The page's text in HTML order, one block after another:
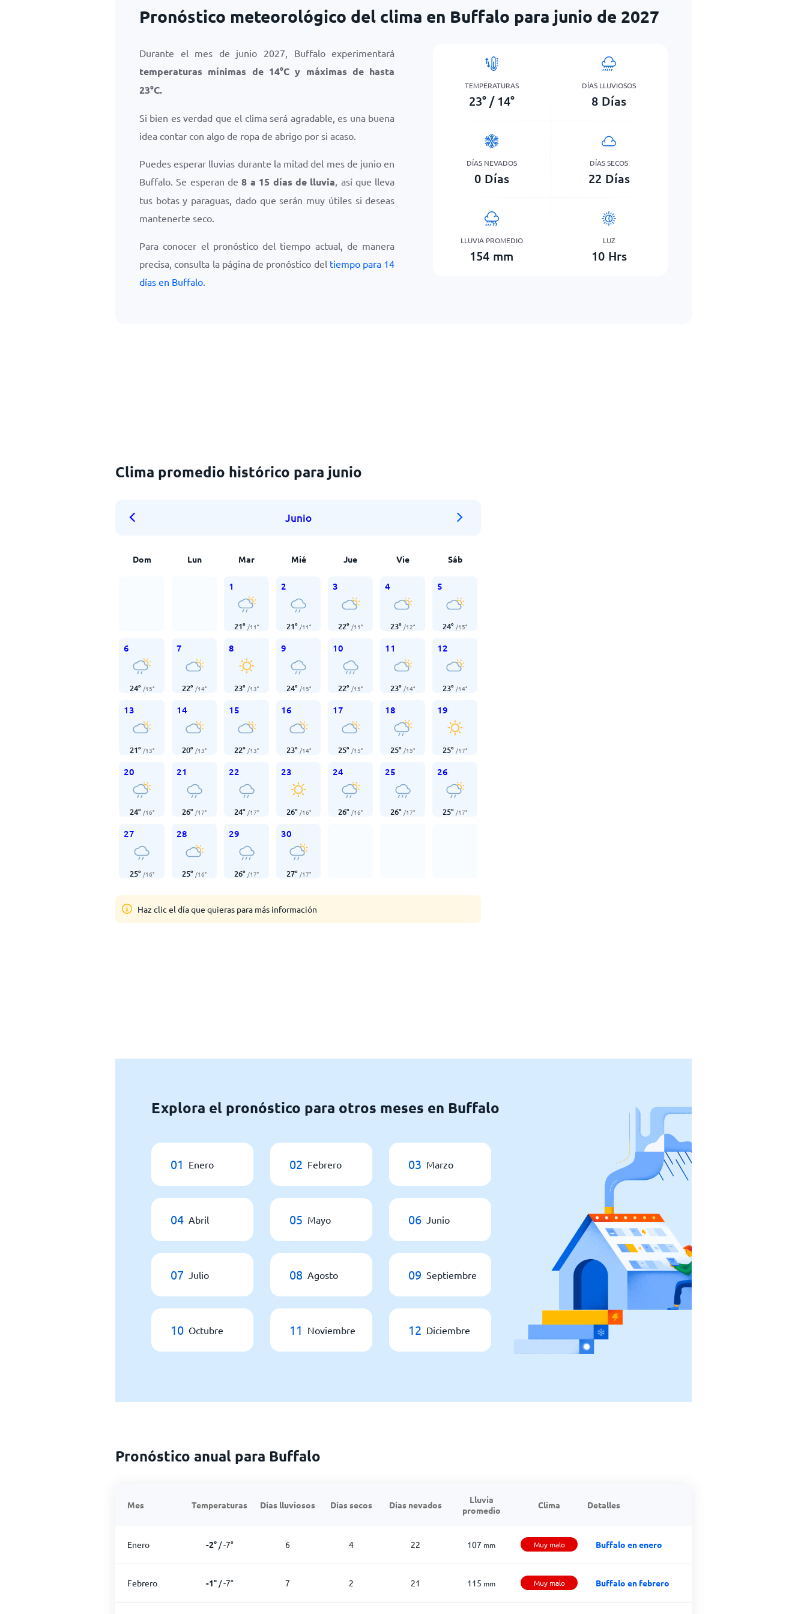
Pronóstico meteorológico del clima en Buffalo para junio de 2027
Durante el mes de junio 2027, Buffalo experimentará
temperaturas mínimas de 14°C y máximas de hasta
23°C.
Si bien es verdad que el clima será agradable, es una buena
idea contar con algo de ropa de abrigo por si acaso.
Puedes esperar lluvias durante la mitad del mes de junio en
Buffalo. Se esperan de8 a 15 días de lluvia, así que lleva
tus botas y paraguas, dado que serán muy útiles si deseas
mantenerte seco.
Para conocer el pronóstico del tiempo actual, de manera
precisa, consulta la página de pronóstico del tiempo para 14
días en Buffalo.
TEMPERATURAS
23° / 14°
DÍAS LLUVIOSOS
8 Días
DÍAS NEVADOS
0 Días
DÍAS SECOS
22 Días
LLUVIA PROMEDIO
154 mm
LUZ
10 Hrs
Clima promedio histórico para junio
Junio
Dom Lun Mar Mié Jue Vie Sáb
1
21° /11°
2
21° /11°
3
22° /11°
4
23° /12°
5
24° /15°
6
24° /15°
7
22° /14°
8
23° /13°
9
24° /15°
10
22° /15°
11
23° /14°
12
23° /14°
13
21° /13°
14
20° /13°
15
22° /13°
16
23° /14°
17
25° /15°
18
25° /15°
19
25° /17°
20
24° /16°
21
26° /17°
22
24° /17°
23
26° /16°
24
26° /16°
25
26° /17°
26
25° /17°
27
25° /16°
28
25° /16°
29
26° /17°
30
27° /17°
Haz clic el día que quieras para más información
Explora el pronóstico para otros meses en Buffalo
01 Enero 02 Febrero 03 Marzo
04 Abril 05 Mayo 06 Junio
07 Julio 08 Agosto 09 Septiembre
10 Octubre 11 Noviembre 12 Diciembre
Pronóstico anual para Buffalo
Mes Temperaturas Días lluviosos Días secos Días nevados
Lluvia
promedio
Clima Detalles
Enero -2°/-7° 6 4 22 107 mm Muy malo Buffalo en enero
Febrero -1°/-7° 7 2 21 115 mm Muy malo Buffalo en febrero